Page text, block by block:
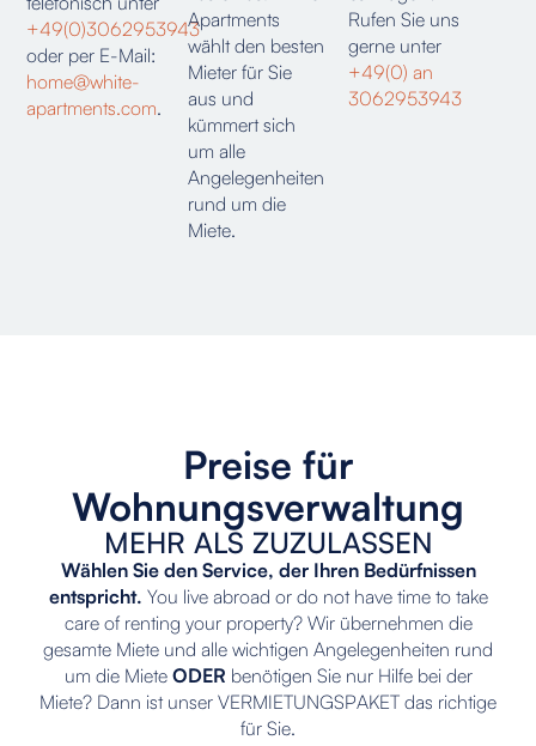
+49(0)3062953943
oder per E-Mail:
home@white-
apartments.com.
Apartments
wählt den besten
Mieter für Sie
aus und
kümmert sich
um alle
Angelegenheiten
rund um die
Miete.
Rufen Sie uns
gerne unter
+49(0) an
3062953943
Preise für
Wohnungsverwaltung
MEHR ALS ZUZULASSEN
Wählen Sie den Service, der Ihren Bedürfnissen
entspricht. You live abroad or do not have time to take
care of renting your property? Wir übernehmen die
gesamte Miete und alle wichtigen Angelegenheiten rund
um die Miete ODER benötigen Sie nur Hilfe bei der
Miete? Dann ist unser VERMIETUNGSPAKET das richtige
für Sie.